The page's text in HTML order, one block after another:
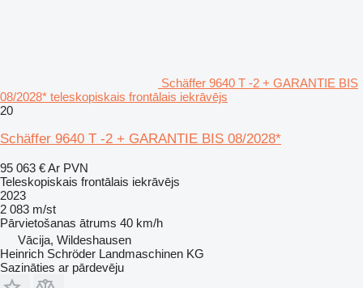
Schäffer 9640 T -2 + GARANTIE BIS
08/2028* teleskopiskais frontālais iekrāvējs
20
Schäffer 9640 T -2 + GARANTIE BIS 08/2028*
95 063 €Ar PVN
Teleskopiskais frontālais iekrāvējs
2023
2 083 m/st
Pārvietošanas ātrums 40 km/h
Vācija, Wildeshausen
Heinrich Schröder Landmaschinen KG
Sazināties ar pārdevēju